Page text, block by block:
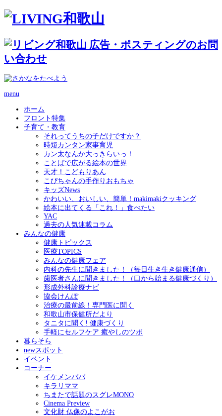
menu
ホーム
フロント特集
子育て・教育
それってうちの子だけですか？
時短カンタン家事育児
カン太なんか大っきらいっ！
ことばで広がる絵本の世界
天才！こどもりあん
こぴちゃんの手作りおもちゃ
キッズNews
かわいい、おいしい、簡単！makimakiクッキング
絵本に出てくる「これ！」食べたい
YAC
過去の人気連載コラム
みんなの健康
健康トピックス
医療TOPICS
みんなの健康フェア
内科の先生に聞きました！（毎日生き生き健康通信）
歯医者さんに聞きました！（口から始まる健康づくり）
形成外科診療ナビ
協会けんぽ
治療の最前線！専門医に聞く
和歌山市保健所だより
タニタに聞く! 健康づくり
手軽にセルフケア 癒やしのツボ
暮らそら
newスポット
イベント
コーナー
イケメンパパ
キラリママ
ちまたで話題のスグレMONO
Cinema Preview
文化財 仏像のよこがお